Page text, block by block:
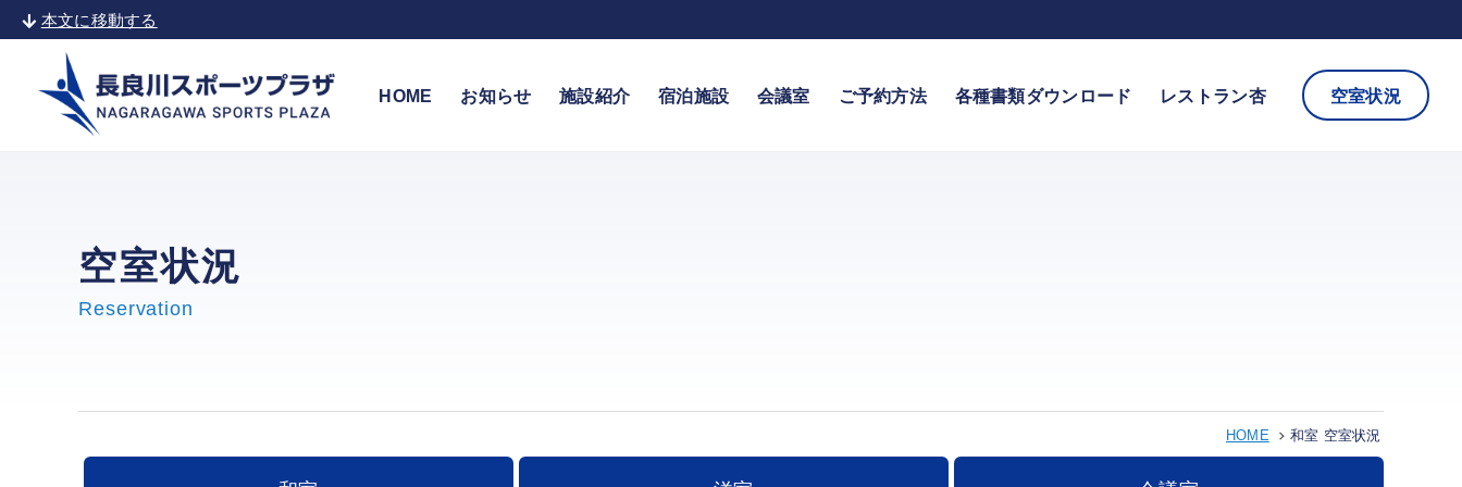
本文に移動する
HOME お知らせ 施設紹介 宿泊施設 会議室 ご予約方法 各種書類ダウンロード レストラン杏 空室状況
空室状況
Reservation
HOME 和室 空室状況